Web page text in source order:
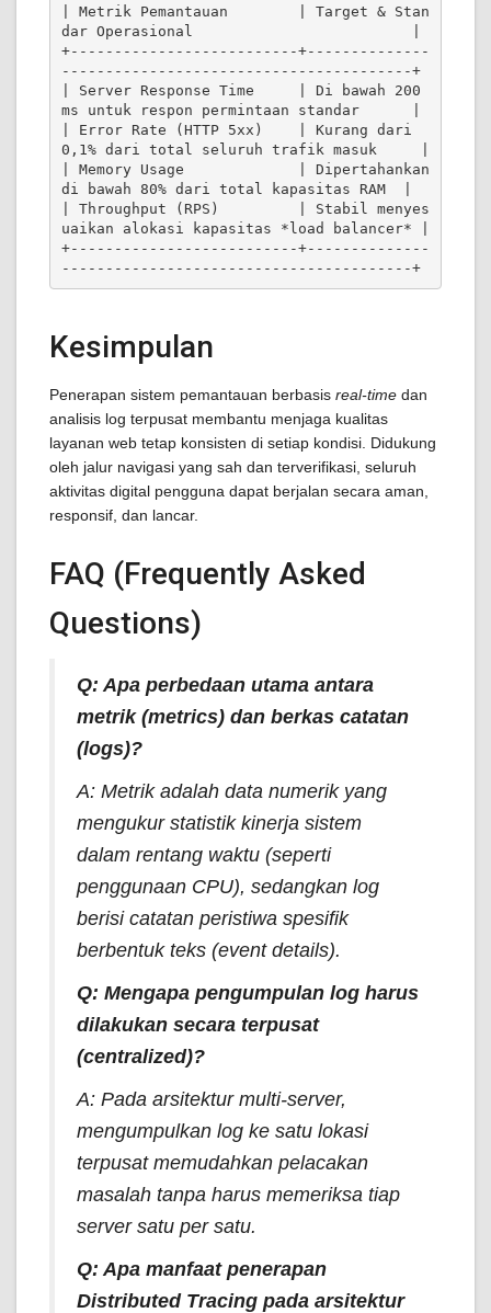
| Metrik Pemantauan        | Target & Stan
dar Operasional                         |
+--------------------------+--------------
----------------------------------------+
| Server Response Time     | Di bawah 200
ms untuk respon permintaan standar      |
| Error Rate (HTTP 5xx)    | Kurang dari
0,1% dari total seluruh trafik masuk     |
| Memory Usage             | Dipertahankan
di bawah 80% dari total kapasitas RAM  |
| Throughput (RPS)         | Stabil menyes
uaikan alokasi kapasitas *load balancer* |
+--------------------------+--------------
----------------------------------------+
Kesimpulan
Penerapan sistem pemantauan berbasis real-time dan
analisis log terpusat membantu menjaga kualitas
layanan web tetap konsisten di setiap kondisi. Didukung
oleh jalur navigasi yang sah dan terverifikasi, seluruh
aktivitas digital pengguna dapat berjalan secara aman,
responsif, dan lancar.
FAQ (Frequently Asked
Questions)
Q: Apa perbedaan utama antara
metrik (metrics) dan berkas catatan
(logs)?
A: Metrik adalah data numerik yang
mengukur statistik kinerja sistem
dalam rentang waktu (seperti
penggunaan CPU), sedangkan log
berisi catatan peristiwa spesifik
berbentuk teks (event details).
Q: Mengapa pengumpulan log harus
dilakukan secara terpusat
(centralized)?
A: Pada arsitektur multi-server,
mengumpulkan log ke satu lokasi
terpusat memudahkan pelacakan
masalah tanpa harus memeriksa tiap
server satu per satu.
Q: Apa manfaat penerapan
Distributed Tracing pada arsitektur